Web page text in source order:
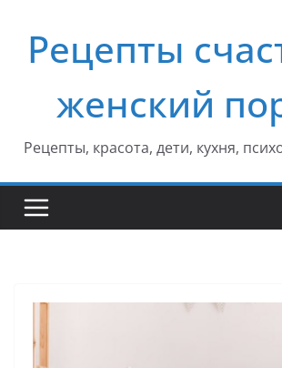
содержимому
Рецепты
женский
Рецепты, красота, дети, кухня,